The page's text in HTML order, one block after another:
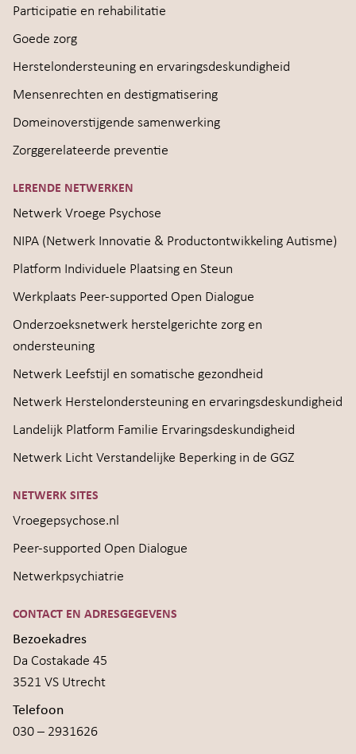
Participatie en rehabilitatie
Goede zorg
Herstelondersteuning en ervaringsdeskundigheid
Mensenrechten en destigmatisering
Domeinoverstijgende samenwerking
Zorggerelateerde preventie
LERENDE NETWERKEN
Netwerk Vroege Psychose
NIPA (Netwerk Innovatie & Productontwikkeling Autisme)
Platform Individuele Plaatsing en Steun
Werkplaats Peer-supported Open Dialogue
Onderzoeksnetwerk herstelgerichte zorg en
ondersteuning
Netwerk Leefstijl en somatische gezondheid
Netwerk Herstelondersteuning en ervaringsdeskundigheid
Landelijk Platform Familie Ervaringsdeskundigheid
Netwerk Licht Verstandelijke Beperking in de GGZ
NETWERK SITES
Vroegepsychose.nl
Peer-supported Open Dialogue
Netwerkpsychiatrie
CONTACT EN ADRESGEGEVENS
Bezoekadres
Da Costakade 45
3521 VS Utrecht
Telefoon
030 – 2931626